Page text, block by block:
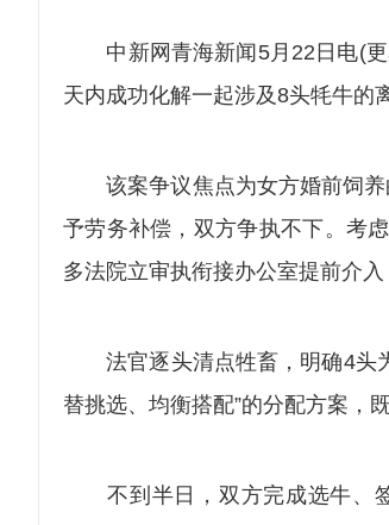
中新网青海新闻5月22日电(更
天内成功化解一起涉及8头牦牛的
该案争议焦点为女方婚前饲养
予劳务补偿，双方争执不下。考
多法院立审执衔接办公室提前介入
法官逐头清点牲畜，明确4头为
替挑选、均衡搭配”的分配方案，
不到半日，双方完成选牛、签